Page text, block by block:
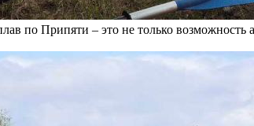
по Припяти – это не только